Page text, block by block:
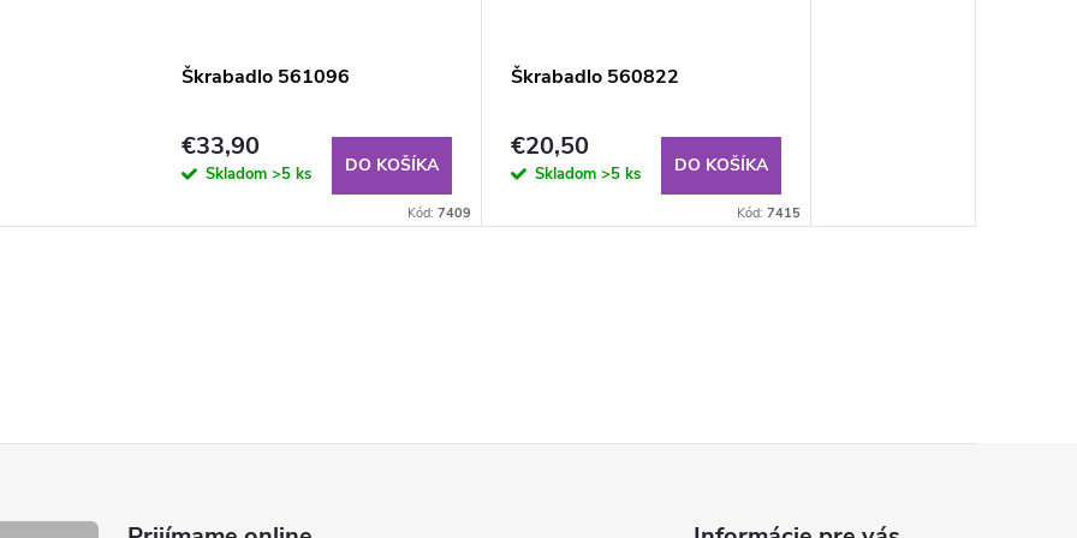
Škrabadlo 561096
€33,90
Skladom >5 ks DO KOŠÍKA
Kód: 7409
Škrabadlo 560822
€20,50
Skladom >5 ks DO KOŠÍKA
Kód: 7415